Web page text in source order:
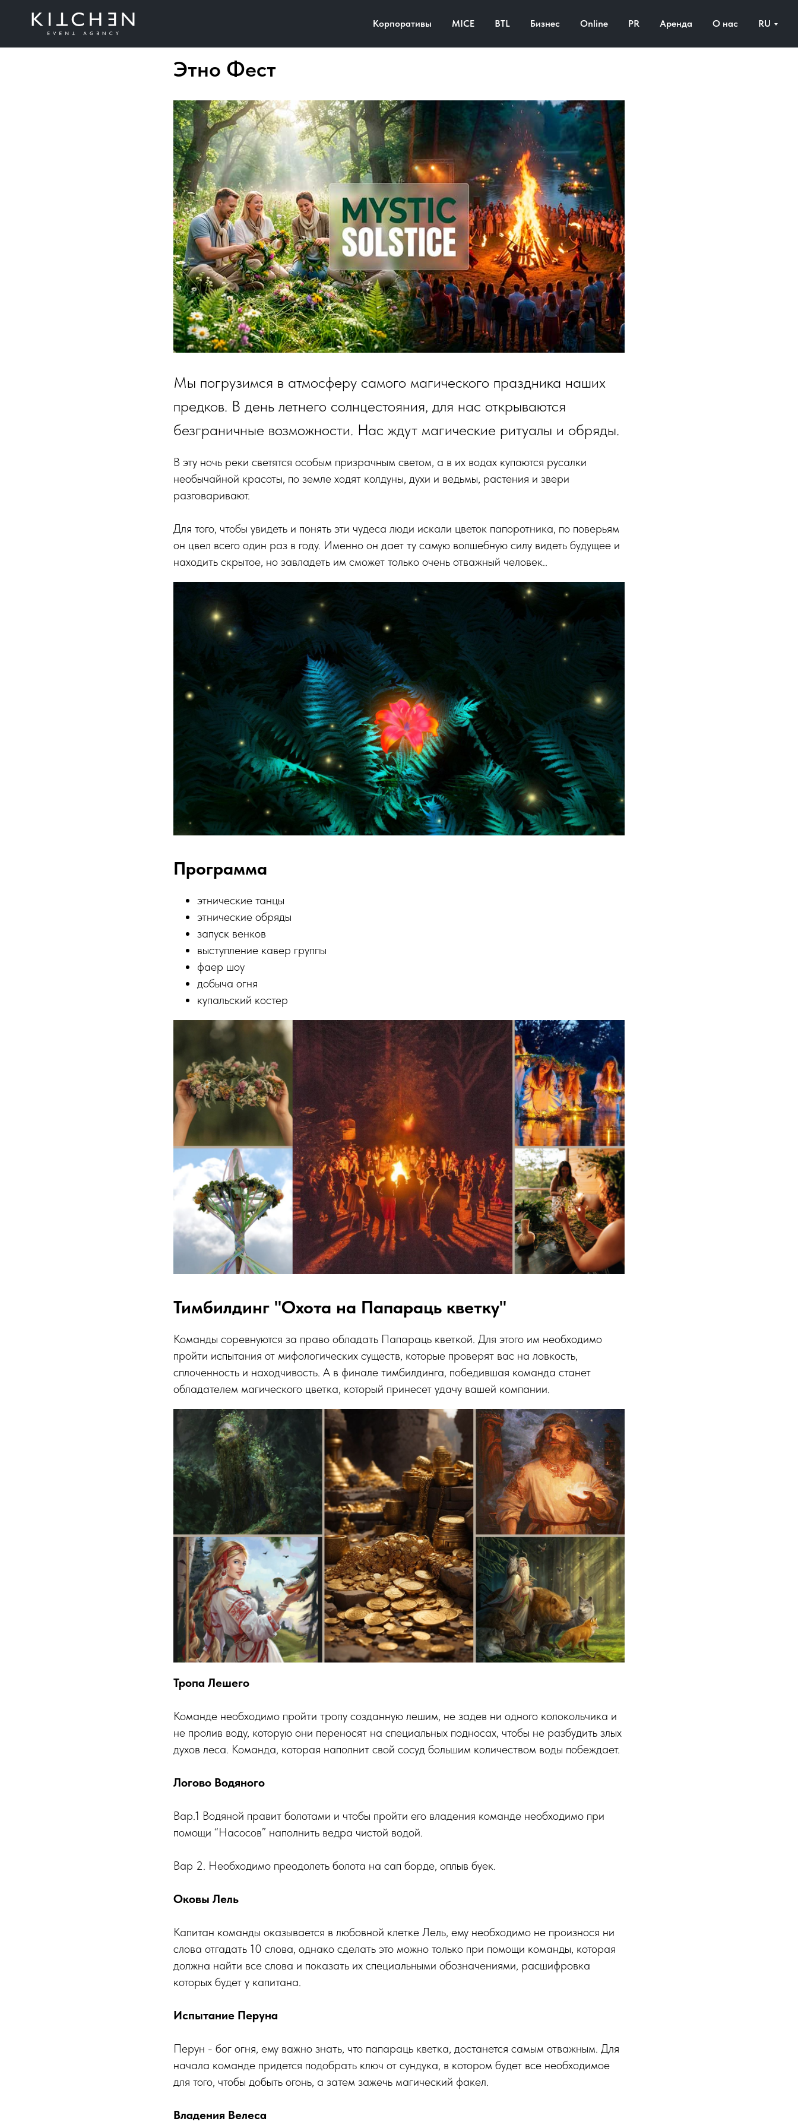
Корпоративы MICE BTL Бизнес Online PR Аренда О нас RU
Этно Фест
Мы погрузимся в атмосферу самого магического праздника наших
предков. В день летнего солнцестояния, для нас открываются
безграничные возможности. Нас ждут магические ритуалы и обряды.
В эту ночь реки светятся особым призрачным светом, а в их водах купаются русалки
необычайной красоты, по земле ходят колдуны, духи и ведьмы, растения и звери
разговаривают.
Для того, чтобы увидеть и понять эти чудеса люди искали цветок папоротника, по поверьям
он цвел всего один раз в году. Именно он дает ту самую волшебную силу видеть будущее и
находить скрытое, но завладеть им сможет только очень отважный человек..
Программа
этнические танцы
этнические обряды
запуск венков
выступление кавер группы
фаер шоу
добыча огня
купальский костер
Тимбилдинг "Охота на Папараць кветку"
Команды соревнуются за право обладать Папараць кветкой. Для этого им необходимо
пройти испытания от мифологических существ, которые проверят вас на ловкость,
сплоченность и находчивость. А в финале тимбилдинга, победившая команда станет
обладателем магического цветка, который принесет удачу вашей компании.
Тропа Лешего
Команде необходимо пройти тропу созданную лешим, не задев ни одного колокольчика и
не пролив воду, которую они переносят на специальных подносах, чтобы не разбудить злых
духов леса. Команда, которая наполнит свой сосуд большим количеством воды побеждает.
Логово Водяного
Вар.1 Водяной правит болотами и чтобы пройти его владения команде необходимо при
помощи “Насосов” наполнить ведра чистой водой.
Вар 2. Необходимо преодолеть болота на сап борде, оплыв буек.
Оковы Лель
Капитан команды оказывается в любовной клетке Лель, ему необходимо не произнося ни
слова отгадать 10 слова, однако сделать это можно только при помощи команды, которая
должна найти все слова и показать их специальными обозначениями, расшифровка
которых будет у капитана.
Испытание Перуна
Перун - бог огня, ему важно знать, что папараць кветка, достанется самым отважным. Для
начала команде придется подобрать ключ от сундука, в котором будет все необходимое
для того, чтобы добыть огонь, а затем зажечь магический факел.
Владения Велеса